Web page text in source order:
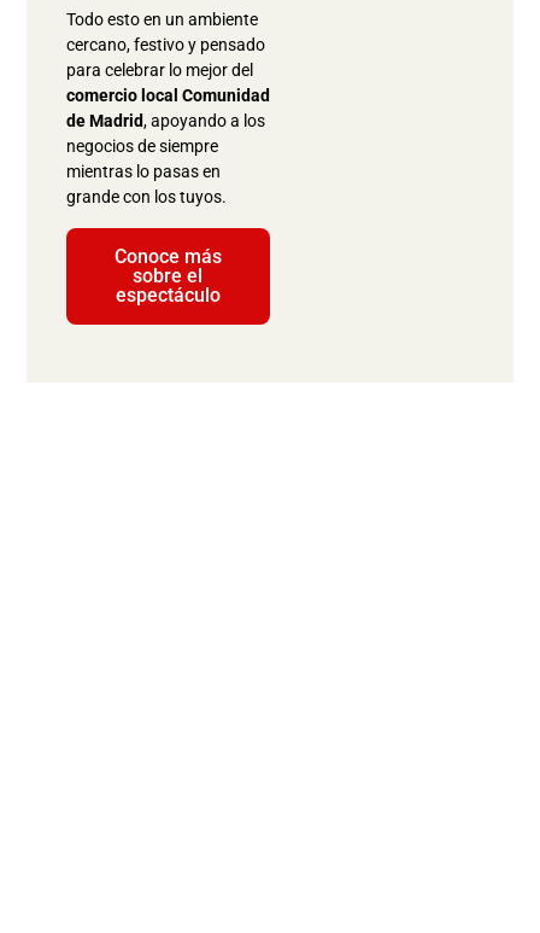
Todo esto en un ambiente
cercano, festivo y pensado
para celebrar lo mejor del
comercio local Comunidad
de Madrid, apoyando a los
negocios de siempre
mientras lo pasas en
grande con los tuyos.
Conoce más
sobre el
espectáculo